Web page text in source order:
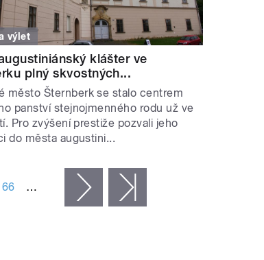
výlet
klášter ve
plný skvostných...
město Šternberk se stalo centrem
panství stejnojmenného rodu už ve
Pro zvýšení prestiže pozvali jeho
do města augustini...
… následující ›